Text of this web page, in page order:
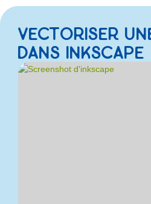
VECTORISER
DANS INKSCAPE